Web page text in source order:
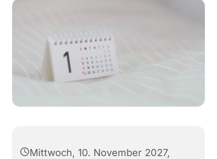
Mittwoch, 10. November 2027,